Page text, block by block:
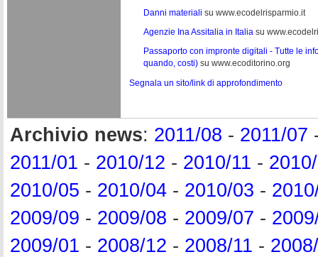
Danni materiali su www.ecodelrisparmio.it
Agenzie Ina Assitalia in Italia su
Passaporto con impronte digitali - Tutte le
quando, costi) su www.ecoditorino.org
Segnala un sito/link di approfondimento
Archivio news: 2011/08 - 2011/07
2011/01 - 2010/12 - 2010/11 -
2010/05 - 2010/04 - 2010/03 -
2009/09 - 2009/08 - 2009/07 -
2009/01 - 2008/12 - 2008/11 -